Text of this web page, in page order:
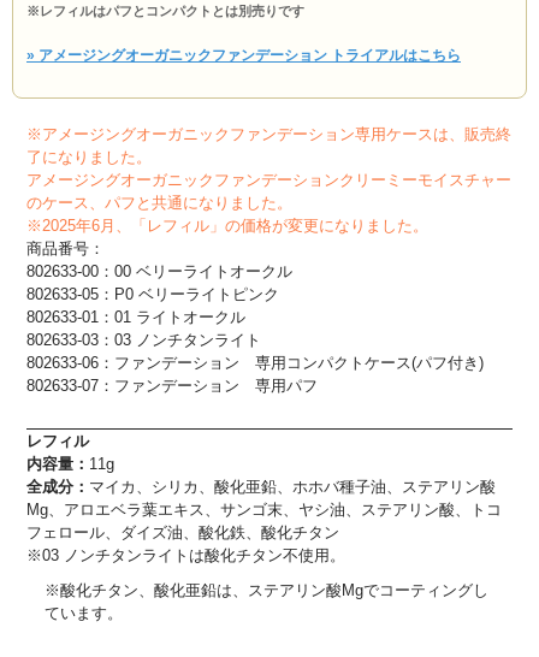
※レフィルはパフとコンパクトとは別売りです
» アメージングオーガニックファンデーション トライアルはこちら
※アメージングオーガニックファンデーション専用ケースは、販売終
了になりました。
アメージングオーガニックファンデーションクリーミーモイスチャー
のケース、パフと共通になりました。
※2025年6月、「レフィル」の価格が変更になりました。
商品番号：
802633-00：00 ベリーライトオークル
802633-05：P0 ベリーライトピンク
802633-01：01 ライトオークル
802633-03：03 ノンチタンライト
802633-06：ファンデーション 専用コンパクトケース(パフ付き)
802633-07：ファンデーション 専用パフ
レフィル
内容量： 11g
全成分： マイカ、シリカ、酸化亜鉛、ホホバ種子油、ステアリン酸
Mg、アロエベラ葉エキス、サンゴ末、ヤシ油、ステアリン酸、トコ
フェロール、ダイズ油、酸化鉄、酸化チタン
※03 ノンチタンライト は酸化チタン不使用。
※酸化チタン、酸化亜鉛は、ステアリン酸Mgでコーティングし
ています。